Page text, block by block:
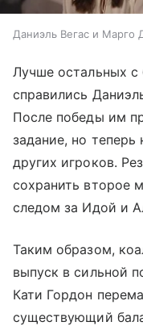
Даниэль Вегас и Марго
Лучше остальных
справились
После победы им
задание, но теперь
других игроков.
сохранить второе
следом за Идой и
Таким образом,
выпуск в сильной
Кати Гордон
существующий